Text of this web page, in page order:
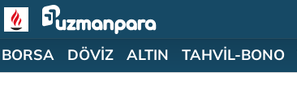
BORSA DÖVİZ ALTIN TAHVİL-BONO